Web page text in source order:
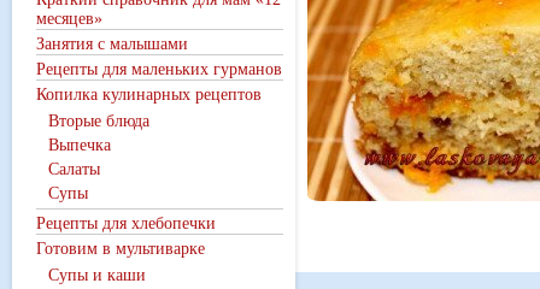
месяцев»
Занятия с малышами
Рецепты для маленьких гурманов
Копилка кулинарных рецептов
Вторые блюда
Выпечка
Салаты
Супы
Рецепты для хлебопечки
Готовим в мультиварке
Супы и каши